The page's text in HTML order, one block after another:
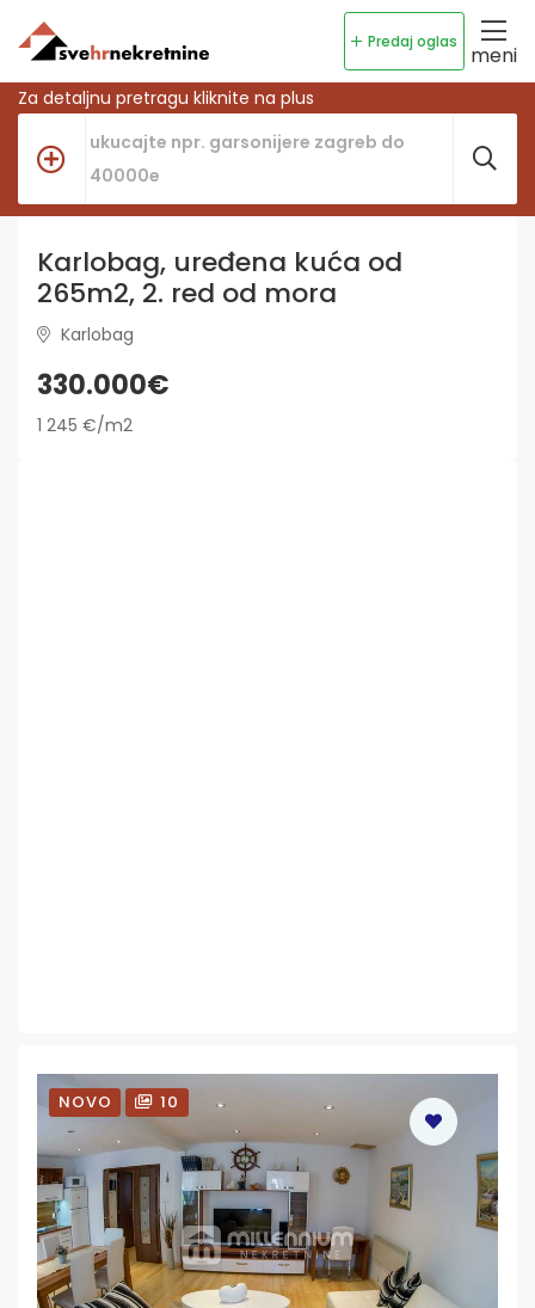
Predaj oglas
meni
Za detaljnu pretragu kliknite na plus
Karlobag, uređena kuća od
265m2, 2. red od mora
Karlobag
330.000€
1 245 €/m2
NOVO 10